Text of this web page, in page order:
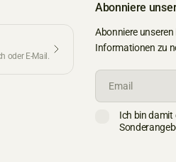
oder E-Mail.
Abonniere
Abonniere
Informationen zu
Email
Ich bin damit